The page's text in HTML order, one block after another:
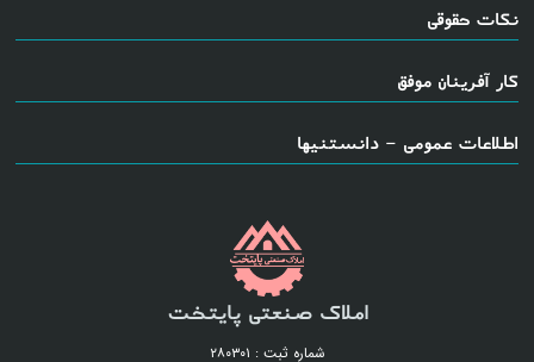
نکات حقوقی
کار آفرینان موفق
اطلاعات عمومی - دانستنیها
املاک صنعتی پایتخت
شماره ثبت : ۲۸۰۳۰۱